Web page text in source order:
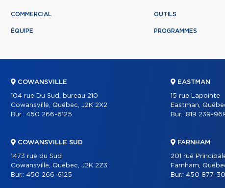
COMMERCIAL
ÉQUIPE
OUTILS
PROGRAMMES
COWANSVILLE
104 rue Du Sud, bureau 210
Cowansville, Québec, J2K 2X2
Bur.: 450 266-6125
COWANSVILLE SUD
1473 rue du Sud
Cowansville, Québec, J2K 2Z3
Bur.: 450 266-6125
EASTMAN
15 rue Lapointe
Eastman,
Bur.: 819 239-
FARNHAM
201 rue
Farnham,
Bur.: 450 877-